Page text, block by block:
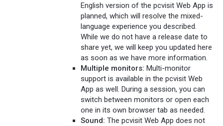
English version of the pcvisit Web App is
planned, which will resolve the mixed-
language experience you described.
While we do not have a release date to
share yet, we will keep you updated here
as soon as we have more information.
Multiple monitors: Multi-monitor
support is available in the pcvisit Web
App as well. During a session, you can
switch between monitors or open each
one in its own browser tab as needed.
Sound: The pcvisit Web App does not